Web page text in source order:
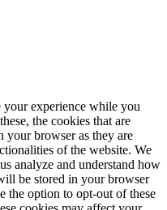
your experience while you
the cookies that are
your browser as they are
of the website. We
analyze and understand how
be stored in your browser
the option to opt-out of these